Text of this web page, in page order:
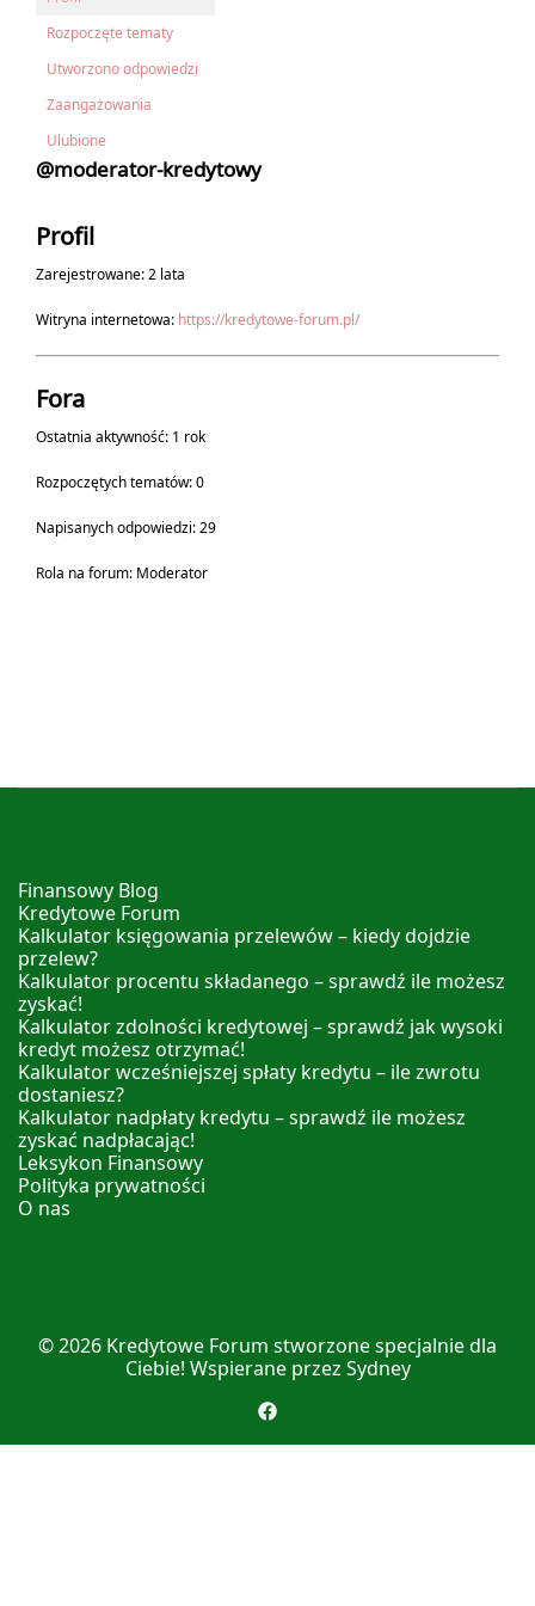
Rozpoczęte tematy
Utworzono odpowiedzi
Zaangażowania
Ulubione
@moderator-kredytowy
Profil
Zarejestrowane: 2 lata
Witryna internetowa: https://kredytowe-forum.pl/
Fora
Ostatnia aktywność: 1 rok
Rozpoczętych tematów: 0
Napisanych odpowiedzi: 29
Rola na forum: Moderator
Finansowy Blog
Kredytowe Forum
Kalkulator księgowania przelewów – kiedy dojdzie
przelew?
Kalkulator procentu składanego – sprawdź ile możesz
zyskać!
Kalkulator zdolności kredytowej – sprawdź jak wysoki
kredyt możesz otrzymać!
Kalkulator wcześniejszej spłaty kredytu – ile zwrotu
dostaniesz?
Kalkulator nadpłaty kredytu – sprawdź ile możesz
zyskać nadpłacając!
Leksykon Finansowy
Polityka prywatności
O nas
© 2026 Kredytowe Forum stworzone specjalnie dla
Ciebie! Wspierane przez Sydney